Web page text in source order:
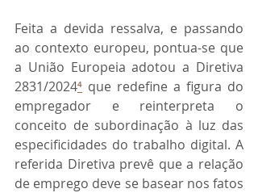
Feita a devida ressalva, e passando
ao contexto europeu, pontua-se que
a União Europeia adotou a Diretiva
2831/2024⁴ que redefine a figura do
empregador e reinterpreta o
conceito de subordinação à luz das
especificidades do trabalho digital. A
referida Diretiva prevê que a relação
de emprego deve se basear nos fatos